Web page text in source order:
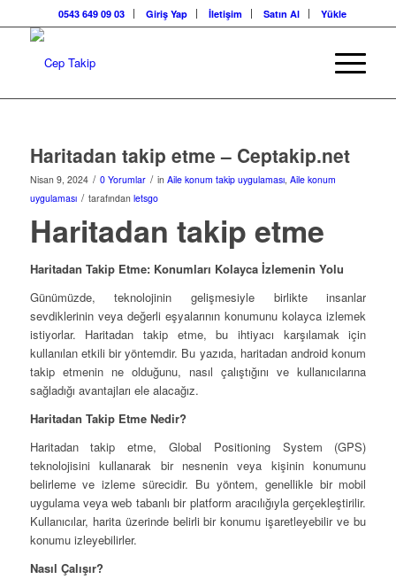
0543 649 09 03 Giriş Yap İletişim Satın Al Yükle
Haritadan takip etme – Ceptakip.net
Nisan 9, 2024 / 0 Yorumlar / in Aile konum takip uygulaması, Aile konum
uygulaması / tarafından letsgo
Haritadan takip etme
Haritadan Takip Etme: Konumları Kolayca İzlemenin Yolu
Günümüzde, teknolojinin gelişmesiyle birlikte insanlar
sevdiklerinin veya değerli eşyalarının konumunu kolayca izlemek
istiyorlar. Haritadan takip etme, bu ihtiyacı karşılamak için
kullanılan etkili bir yöntemdir. Bu yazıda, haritadan android konum
takip etmenin ne olduğunu, nasıl çalıştığını ve kullanıcılarına
sağladığı avantajları ele alacağız.
Haritadan Takip Etme Nedir?
Haritadan takip etme, Global Positioning System (GPS)
teknolojisini kullanarak bir nesnenin veya kişinin konumunu
belirleme ve izleme sürecidir. Bu yöntem, genellikle bir mobil
uygulama veya web tabanlı bir platform aracılığıyla gerçekleştirilir.
Kullanıcılar, harita üzerinde belirli bir konumu işaretleyebilir ve bu
konumu izleyebilirler.
Nasıl Çalışır?